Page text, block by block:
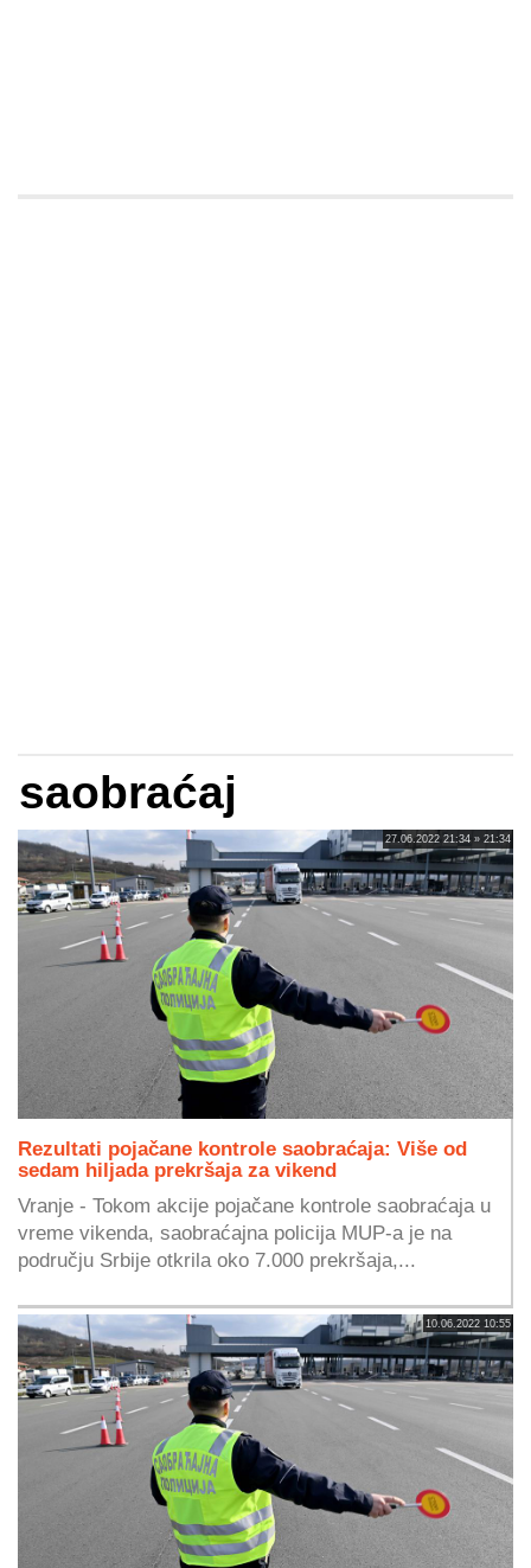
saobraćaj
27.06.2022 21:34 » 21:34
Rezultati pojačane kontrole saobraćaja: Više od
sedam hiljada prekršaja za vikend
Vranje - Tokom akcije pojačane kontrole saobraćaja u
vreme vikenda, saobraćajna policija MUP-a je na
području Srbije otkrila oko 7.000 prekršaja,...
10.06.2022 10:55